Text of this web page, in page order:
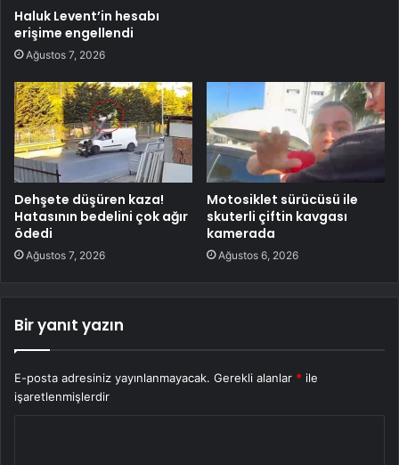
Haluk Levent’in hesabı
erişime engellendi
Ağustos 7, 2026
Dehşete düşüren kaza!
Hatasının bedelini çok ağır
ödedi
Ağustos 7, 2026
Motosiklet sürücüsü ile
skuterli çiftin kavgası
kamerada
Ağustos 6, 2026
Bir yanıt yazın
E-posta adresiniz yayınlanmayacak. Gerekli alanlar * ile
işaretlenmişlerdir